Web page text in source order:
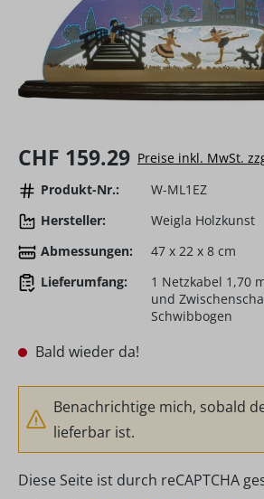
Regulärer Preis:
CHF 159.29 Preise inkl. MwSt.
Produkt-Nr.:
W-ML1EZ
Hersteller:
Weigla Holzkunst
Abmessungen:
47 x 22 x 8 cm
Lieferumfang:
1 Netzkabel 1,70
und
Schwibbogen
Bald wieder da!
Benachrichtige mich, sobald
lieferbar ist.
Diese Seite ist durch reCAPTCHA